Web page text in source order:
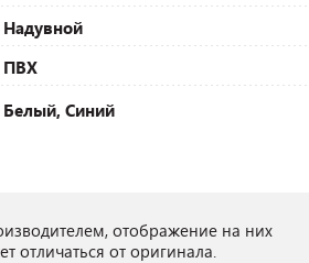
Надувной
ПВХ
Белый, Синий
отображение на них
отличаться от оригинала.